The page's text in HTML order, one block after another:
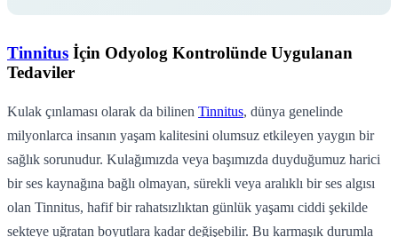
Tinnitus İçin Odyolog Kontrolünde Uygulanan
Tedaviler
Kulak çınlaması olarak da bilinen Tinnitus, dünya genelinde
milyonlarca insanın yaşam kalitesini olumsuz etkileyen yaygın bir
sağlık sorunudur. Kulağımızda veya başımızda duyduğumuz harici
bir ses kaynağına bağlı olmayan, sürekli veya aralıklı bir ses algısı
olan Tinnitus, hafif bir rahatsızlıktan günlük yaşamı ciddi şekilde
sekteye uğratan boyutlara kadar değişebilir. Bu karmaşık durumla